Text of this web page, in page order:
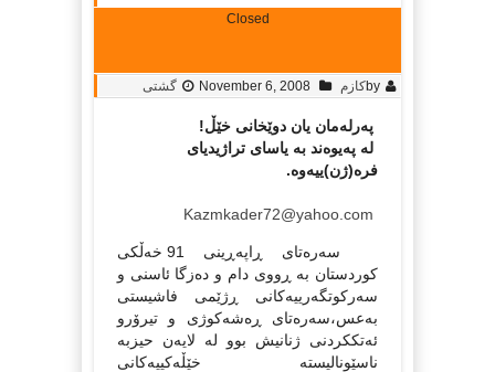
Closed
byکازم November 6, 2008 گشتی
په‌رله‌مان یان دوێخانی خێڵ!
له‌ په‌یوه‌ند به‌ یاسای تراژیدیای
فره‌(ژن)ییه‌وه.‌
Kazmkader72@yahoo.com
سه‌ره‌تای ڕاپه‌ڕینی 91 خه‌ڵکی
کوردستان به‌ ڕووی دام و ده‌زگا ئاسنی و
سه‌رکوتگه‌رییه‌کانی ڕژێمی فاشیستی
به‌عس،سه‌ره‌تای ڕه‌شه‌کوژی و تیرۆرو
ئه‌تککردنی ژنانیش بوو له‌ لایه‌ن حیزبه‌
ناسێونالیسته‌ خێڵه‌کییه‌کانی